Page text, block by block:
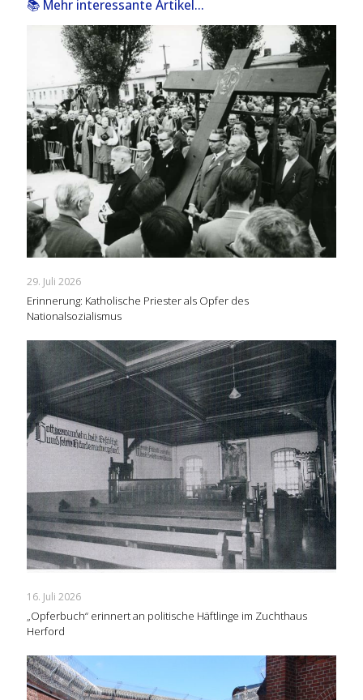
📚 Mehr interessante Artikel...
29. Juli 2026
Erinnerung: Katholische Priester als Opfer des
Nationalsozialismus
16. Juli 2026
„Opferbuch“ erinnert an politische Häftlinge im Zuchthaus
Herford